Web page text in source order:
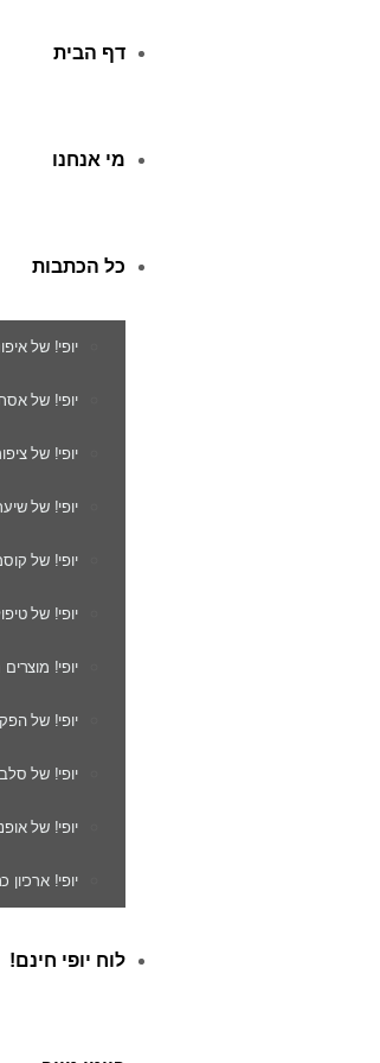
דף הבית
מי אנחנו
כל הכתבות
יופי! של
יופי! של
יופי! של
יופי! של
יופי! של
יופי! של
יופי!
יופי! של
יופי! של
יופי! של
יופי! ארכיון
לוח יופי חינם!